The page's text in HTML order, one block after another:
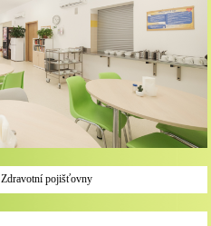
Zdravotní pojišťovny